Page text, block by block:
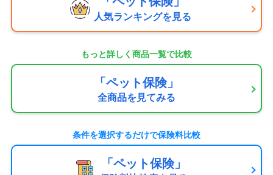
人気ランキングを見る
もっと詳しく商品一覧で比較
「ペット保険」
全商品を見てみる
条件を選択するだけで保険料比較
「ペット保険」